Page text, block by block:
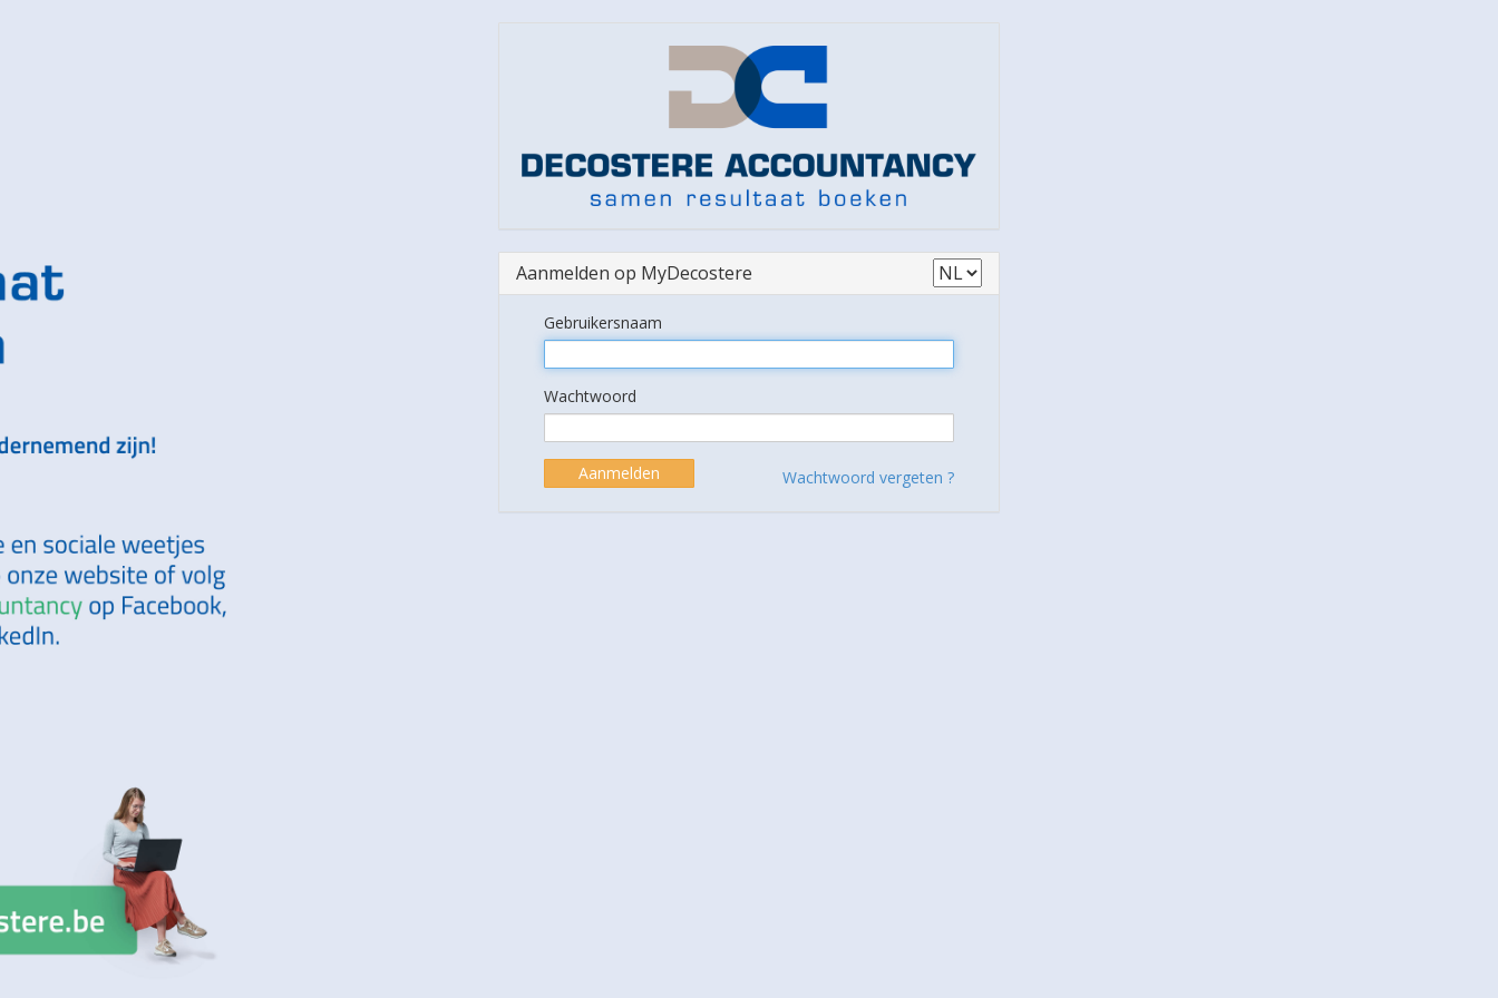
Aanmelden op MyDecostere
Gebruikersnaam
Wachtwoord
Aanmelden Wachtwoord vergeten ?